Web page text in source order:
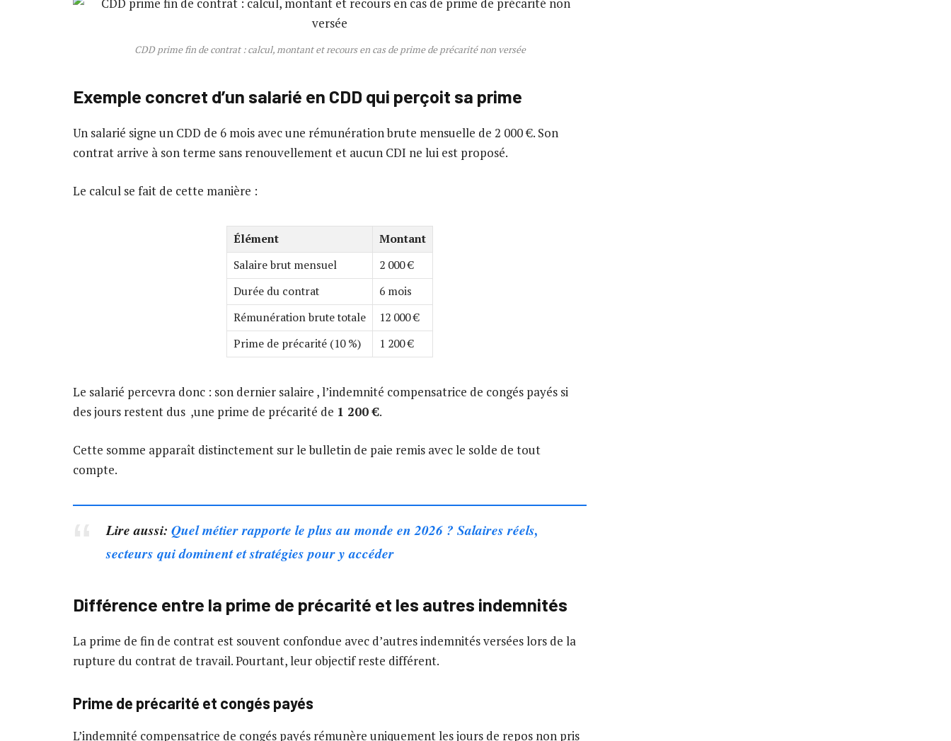
CDD prime fin de contrat : calcul, montant et recours en cas de prime de précarité non versée
Exemple concret d’un salarié en CDD qui perçoit sa prime
Un salarié signe un CDD de 6 mois avec une rémunération brute mensuelle de 2 000 €. Son
contrat arrive à son terme sans renouvellement et aucun CDI ne lui est proposé.
Le calcul se fait de cette manière :
Élément
Montant
Salaire brut mensuel
2 000 €
Durée du contrat
6 mois
Rémunération brute totale
12 000 €
Prime de précarité (10 %)
1 200 €
Le salarié percevra donc : son dernier salaire , l’indemnité compensatrice de congés payés si
des jours restent dus ,une prime de précarité de 1 200 €.
Cette somme apparaît distinctement sur le bulletin de paie remis avec le solde de tout
compte.
Lire aussi:Quel métier rapporte le plus au monde en 2026 ? Salaires réels,
secteurs qui dominent et stratégies pour y accéder
Différence entre la prime de précarité et les autres indemnités
La prime de fin de contrat est souvent confondue avec d’autres indemnités versées lors de la
rupture du contrat de travail. Pourtant, leur objectif reste différent.
Prime de précarité et congés payés
L’indemnité compensatrice de congés payés rémunère uniquement les jours de repos non pris